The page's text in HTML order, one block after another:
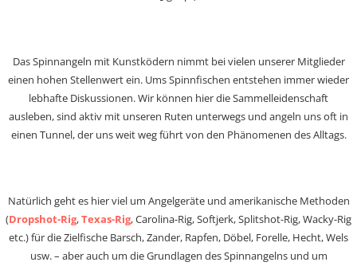
Das Spinnangeln mit Kunstködern nimmt bei vielen unserer Mitglieder
einen hohen Stellenwert ein. Ums Spinnfischen entstehen immer wieder
lebhafte Diskussionen. Wir können hier die Sammelleidenschaft
ausleben, sind aktiv mit unseren Ruten unterwegs und angeln uns oft in
einen Tunnel, der uns weit weg führt von den Phänomenen des Alltags.
Natürlich geht es hier viel um Angelgeräte und amerikanische Methoden
(Dropshot-Rig,Texas-Rig, Carolina-Rig, Softjerk, Splitshot-Rig, Wacky-Rig
etc.) für die Zielfische Barsch, Zander, Rapfen, Döbel, Forelle, Hecht, Wels
usw. – aber auch um die Grundlagen des Spinnangelns und um